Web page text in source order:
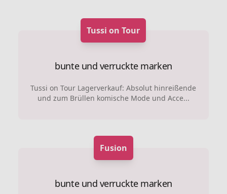
Tussi on Tour
bunte und verruckte marken
Tussi on Tour Lagerverkauf: Absolut hinreißende
und zum Brüllen komische Mode und Acce...
Fusion
bunte und verruckte marken